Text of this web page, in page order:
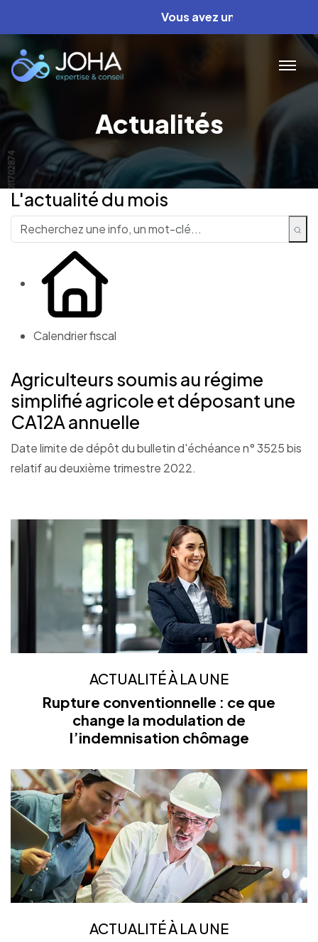
Vous avez un projet ? Nous
Actualités
L'actualité du mois
Calendrier fiscal
Agriculteurs soumis au régime
simplifié agricole et déposant une
CA12A annuelle
Date limite de dépôt du bulletin d'échéance n° 3525 bis
relatif au deuxième trimestre 2022.
ACTUALITÉ À LA UNE
Rupture conventionnelle : ce que
change la modulation de
l’indemnisation chômage
ACTUALITÉ À LA UNE